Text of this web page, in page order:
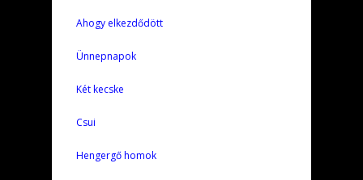
Ahogy elkezdődött
Ünnepnapok
Két kecske
Csui
Hengergő homok